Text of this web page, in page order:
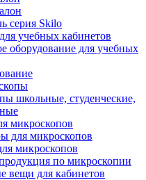
серия Skilo
учебных кабинетов
оборудование для учебных
школьные, студенческие,
микроскопов
для микроскопов
микроскопов
по микроскопии
вещи для кабинетов